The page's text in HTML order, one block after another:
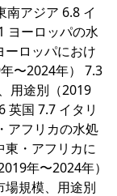
南アジア 6.8 イ
ヨーロッパの水
ーロッパにおけ
〜2024年） 7.3
用途別（2019
英国 7.7 イタリ
アフリカの水処
東・アフリカに
年〜2024年）
場規模、用途別